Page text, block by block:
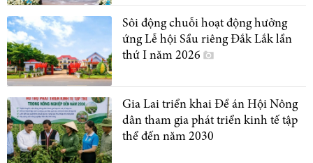
Sôi động chuỗi hoạt động hưởng
ứng Lễ hội Sầu riêng Đắk Lắk lần
thứ I năm 2026
Gia Lai triển khai Đề án Hội Nông
dân tham gia phát triển kinh tế tập
thể đến năm 2030